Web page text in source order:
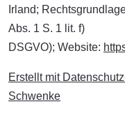
Irland;
Abs. 1 S. 1 lit. f)
DSGVO); Website:
Erstellt mit
Schwenke